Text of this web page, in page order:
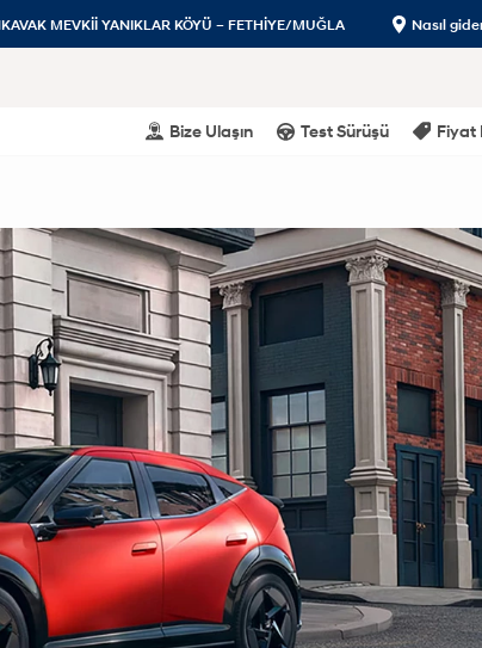
MEVKİİ YANIKLAR KÖYÜ – FETHİYE/MUĞLA Nasıl
Bize Ulaşın Test Sürüşü Fiyat